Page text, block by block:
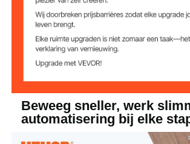
Geluidsniveau ≤50dB
Nominale stroom
2,12 kg
accessoires)
Beweeg sneller, werk
automatisering bij elke